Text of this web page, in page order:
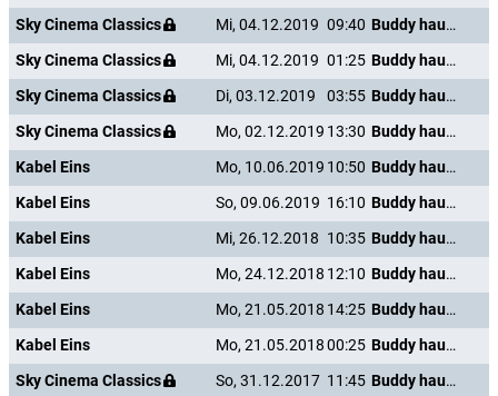
Sky Cinema Classics
Mi, 04.12.2019 09:40
Buddy haut den Lukas
Sky Cinema Classics
Mi, 04.12.2019 01:25
Buddy haut den Lukas
Sky Cinema Classics
Di, 03.12.2019 03:55
Buddy haut den Lukas
Sky Cinema Classics
Mo, 02.12.2019 13:30
Buddy haut den Lukas
Kabel Eins
Mo, 10.06.2019 10:50
Buddy haut den Lukas
Kabel Eins
So, 09.06.2019 16:10
Buddy haut den Lukas
Kabel Eins
Mi, 26.12.2018 10:35
Buddy haut den Lukas
Kabel Eins
Mo, 24.12.2018 12:10
Buddy haut den Lukas
Kabel Eins
Mo, 21.05.2018 14:25
Buddy haut den Lukas
Kabel Eins
Mo, 21.05.201800:25
Buddy haut den Lukas
Sky Cinema Classics
So, 31.12.2017 11:45
Buddy haut den Lukas